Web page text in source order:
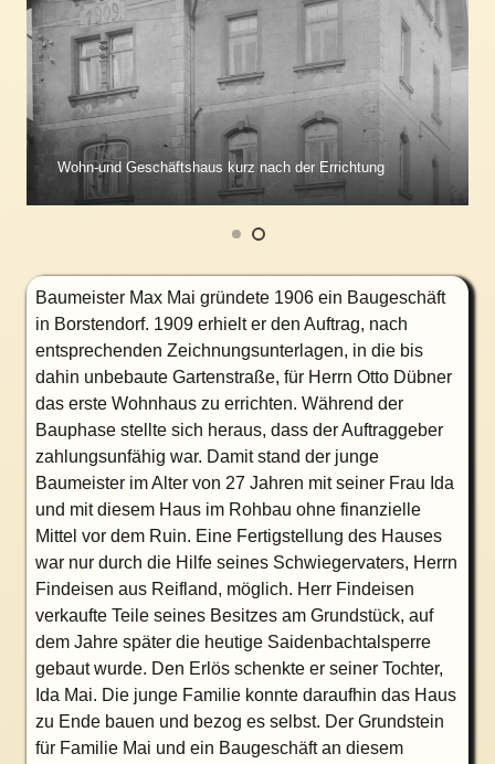
Wohn-und Geschäftshaus kurz nach der Errichtung
Baumeister Max Mai gründete 1906 ein Baugeschäft
in Borstendorf. 1909 erhielt er den Auftrag, nach
entsprechenden Zeichnungsunterlagen, in die bis
dahin unbebaute Gartenstraße, für Herrn Otto Dübner
das erste Wohnhaus zu errichten. Während der
Bauphase stellte sich heraus, dass der Auftraggeber
zahlungsunfähig war. Damit stand der junge
Baumeister im Alter von 27 Jahren mit seiner Frau Ida
und mit diesem Haus im Rohbau ohne finanzielle
Mittel vor dem Ruin. Eine Fertigstellung des Hauses
war nur durch die Hilfe seines Schwiegervaters, Herrn
Findeisen aus Reifland, möglich. Herr Findeisen
verkaufte Teile seines Besitzes am Grundstück, auf
dem Jahre später die heutige Saidenbachtalsperre
gebaut wurde. Den Erlös schenkte er seiner Tochter,
Ida Mai. Die junge Familie konnte daraufhin das Haus
zu Ende bauen und bezog es selbst. Der Grundstein
für Familie Mai und ein Baugeschäft an diesem